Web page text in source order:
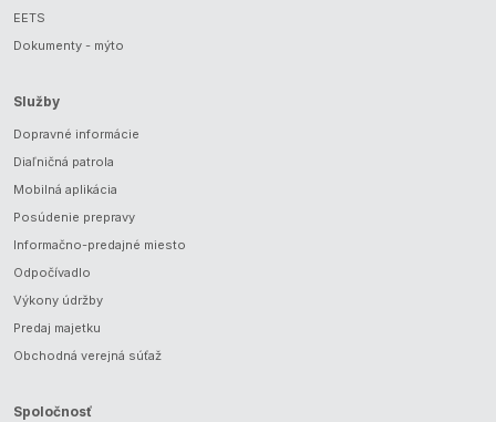
EETS
Dokumenty - mýto
Služby
Dopravné informácie
Diaľničná patrola
Mobilná aplikácia
Posúdenie prepravy
Informačno-predajné miesto
Odpočívadlo
Výkony údržby
Predaj majetku
Obchodná verejná súťaž
Spoločnosť